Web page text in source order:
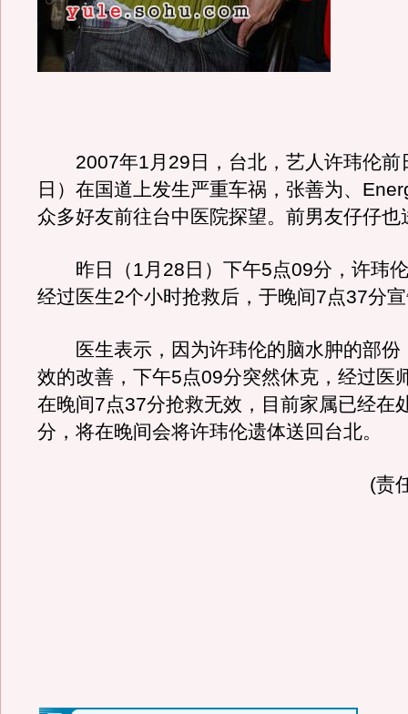
2007年1月29日，台北，艺人许玮伦前
日）在国道上发生严重车祸，张善为、
众多好友前往台中医院探望。前男友仔仔也
昨日（1月28日）下午5点09分，许玮
经过医生2个小时抢救后，于晚间7点37分
医生表示，因为许玮伦的脑水肿的部份
效的改善，下午5点09分突然休克，经过医
在晚间7点37分抢救无效，目前家属已经在
分，将在晚间会将许玮伦遗体送回台北。
(责